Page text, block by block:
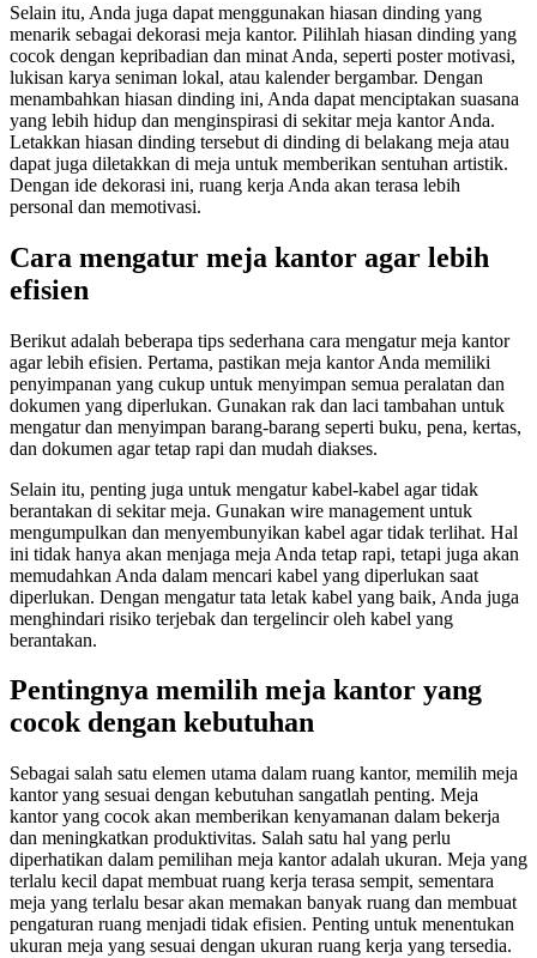
Selain itu, Anda juga dapat menggunakan hiasan dinding yang
menarik sebagai dekorasi meja kantor. Pilihlah hiasan dinding yang
cocok dengan kepribadian dan minat Anda, seperti poster motivasi,
lukisan karya seniman lokal, atau kalender bergambar. Dengan
menambahkan hiasan dinding ini, Anda dapat menciptakan suasana
yang lebih hidup dan menginspirasi di sekitar meja kantor Anda.
Letakkan hiasan dinding tersebut di dinding di belakang meja atau
dapat juga diletakkan di meja untuk memberikan sentuhan artistik.
Dengan ide dekorasi ini, ruang kerja Anda akan terasa lebih
personal dan memotivasi.
Cara mengatur meja kantor agar lebih
efisien
Berikut adalah beberapa tips sederhana cara mengatur meja kantor
agar lebih efisien. Pertama, pastikan meja kantor Anda memiliki
penyimpanan yang cukup untuk menyimpan semua peralatan dan
dokumen yang diperlukan. Gunakan rak dan laci tambahan untuk
mengatur dan menyimpan barang-barang seperti buku, pena, kertas,
dan dokumen agar tetap rapi dan mudah diakses.
Selain itu, penting juga untuk mengatur kabel-kabel agar tidak
berantakan di sekitar meja. Gunakan wire management untuk
mengumpulkan dan menyembunyikan kabel agar tidak terlihat. Hal
ini tidak hanya akan menjaga meja Anda tetap rapi, tetapi juga akan
memudahkan Anda dalam mencari kabel yang diperlukan saat
diperlukan. Dengan mengatur tata letak kabel yang baik, Anda juga
menghindari risiko terjebak dan tergelincir oleh kabel yang
berantakan.
Pentingnya memilih meja kantor yang
cocok dengan kebutuhan
Sebagai salah satu elemen utama dalam ruang kantor, memilih meja
kantor yang sesuai dengan kebutuhan sangatlah penting. Meja
kantor yang cocok akan memberikan kenyamanan dalam bekerja
dan meningkatkan produktivitas. Salah satu hal yang perlu
diperhatikan dalam pemilihan meja kantor adalah ukuran. Meja yang
terlalu kecil dapat membuat ruang kerja terasa sempit, sementara
meja yang terlalu besar akan memakan banyak ruang dan membuat
pengaturan ruang menjadi tidak efisien. Penting untuk menentukan
ukuran meja yang sesuai dengan ukuran ruang kerja yang tersedia.